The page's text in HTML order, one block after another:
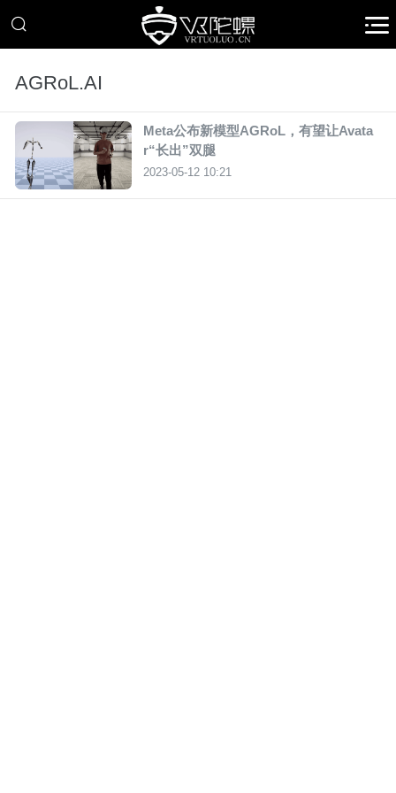
AGRoL.AI
Meta公布新模型AGRoL，有望让Avata
r“长出”双腿
2023-05-12 10:21